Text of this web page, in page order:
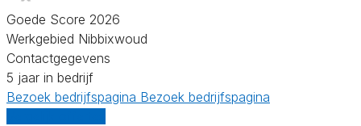
Goede Score 2026
Werkgebied Nibbixwoud
Contactgegevens
5 jaar in bedrijf
Bezoek bedrijfspagina Bezoek bedrijfspagina